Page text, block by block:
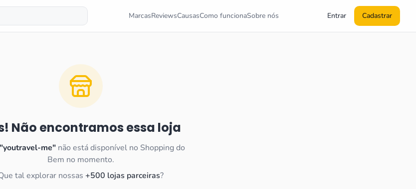
MarcasReviewsCausasComo funcionaSobre nós Entrar Cadastrar
Não encontramos essa loja
"youtravel-me" não está disponível no Shopping do
Bem no momento.
tal explorar nossas +500 lojas parceiras?